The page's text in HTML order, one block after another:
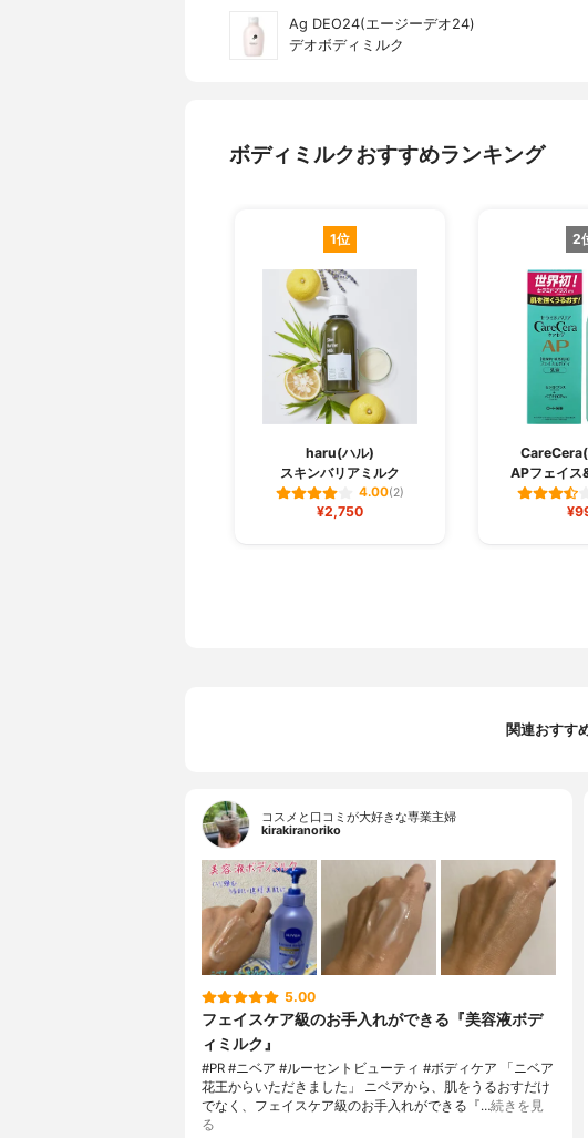
Ag DEO24(エージーデオ24)
デオボディミルク
ボディミルクおすすめランキング
1位
haru(ハル)
スキンバリアミルク
4.00(2)
¥2,750
2
APフェイス
関連おすす
コスメと口コミが大好きな専業主婦
kirakiranoriko
5.00
フェイスケア級のお手入れができる『美容液ボデ
ィミルク』
#PR #ニベア #ルーセントビューティ #ボディケア 「ニベア
花王からいただきました」 ニベアから、肌をうるおすだけ
でなく、フェイスケア級のお手入れができる『…続きを見
る